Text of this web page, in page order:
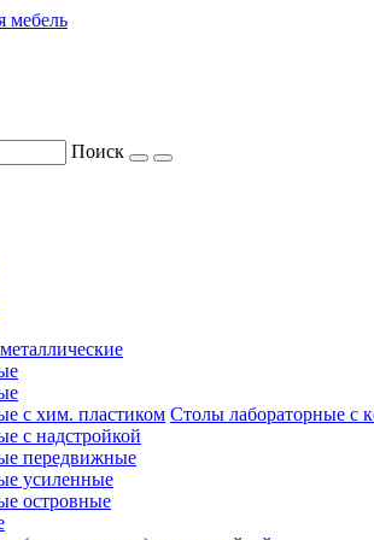
мебель
Поиск
с хим. пластиком Столы лабораторные с
с надстройкой
передвижные
усиленные
островные